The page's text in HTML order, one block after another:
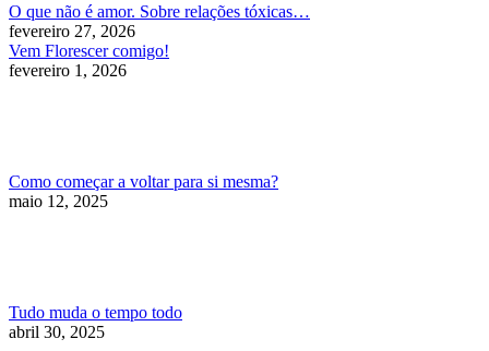
O que não é amor. Sobre relações tóxicas…
fevereiro 27, 2026
Vem Florescer comigo!
fevereiro 1, 2026
Como começar a voltar para si mesma?
maio 12, 2025
Tudo muda o tempo todo
abril 30, 2025